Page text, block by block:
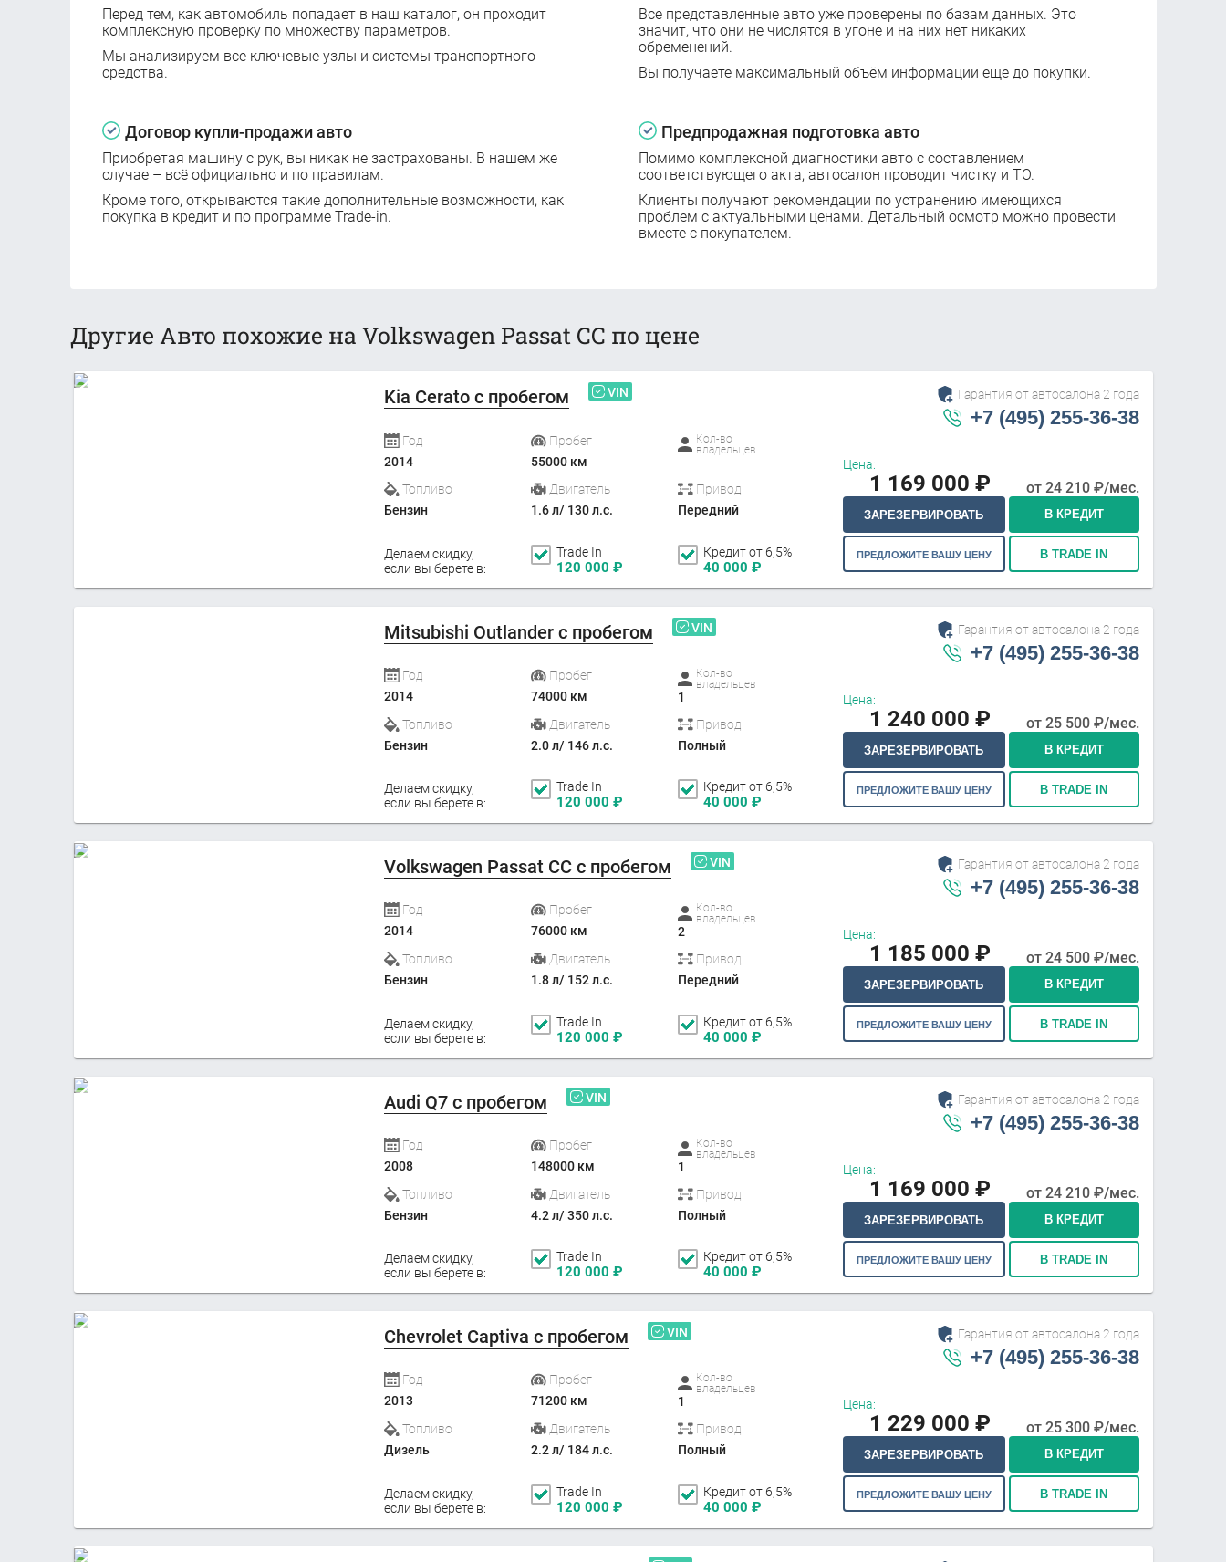
Перед тем, как автомобиль попадает в наш каталог, он проходит
комплексную проверку по множеству параметров.
Мы анализируем все ключевые узлы и системы транспортного
средства.
Все представленные авто уже проверены по базам данных. Это
значит, что они не числятся в угоне и на них нет никаких
обременений.
Вы получаете максимальный объём информации еще до покупки.
Договор купли-продажи авто
Приобретая машину с рук, вы никак не застрахованы. В нашем же
случае – всё официально и по правилам.
Кроме того, открываются такие дополнительные возможности, как
покупка в кредит и по программе Trade-in.
Предпродажная подготовка авто
Помимо комплексной диагностики авто с составлением
соответствующего акта, автосалон проводит чистку и ТО.
Клиенты получают рекомендации по устранению имеющихся
проблем с актуальными ценами. Детальный осмотр можно провести
вместе с покупателем.
Другие Авто похожие на Volkswagen Passat CC по цене
Kia Cerato с пробегом VIN
Год
2014
Пробег
55000 км
Кол-во
владельцев
Топливо
Бензин
Двигатель
1.6 л/ 130 л.с.
Привод
Передний
Делаем скидку,
если вы берете в:
Trade In
120 000 ₽
Кредит от 6,5%
40 000 ₽
Гарантия от автосалона 2 года
+7 (495) 255-36-38
Цена:
1 169 000 ₽ от 24 210₽/мес.
ЗАРЕЗЕРВИРОВАТЬ В КРЕДИТ
ПРЕДЛОЖИТЕ ВАШУ ЦЕНУ В TRADE IN
Mitsubishi Outlander с пробегом VIN
Год
2014
Пробег
74000 км
Кол-во
владельцев
1
Топливо
Бензин
Двигатель
2.0 л/ 146 л.с.
Привод
Полный
Делаем скидку,
если вы берете в:
Trade In
120 000 ₽
Кредит от 6,5%
40 000 ₽
Гарантия от автосалона 2 года
+7 (495) 255-36-38
Цена:
1 240 000 ₽ от 25 500₽/мес.
ЗАРЕЗЕРВИРОВАТЬ В КРЕДИТ
ПРЕДЛОЖИТЕ ВАШУ ЦЕНУ В TRADE IN
Volkswagen Passat CC с пробегом VIN
Год
2014
Пробег
76000 км
Кол-во
владельцев
2
Топливо
Бензин
Двигатель
1.8 л/ 152 л.с.
Привод
Передний
Делаем скидку,
если вы берете в:
Trade In
120 000 ₽
Кредит от 6,5%
40 000 ₽
Гарантия от автосалона 2 года
+7 (495) 255-36-38
Цена:
1 185 000 ₽ от 24 500₽/мес.
ЗАРЕЗЕРВИРОВАТЬ В КРЕДИТ
ПРЕДЛОЖИТЕ ВАШУ ЦЕНУ В TRADE IN
Audi Q7 с пробегом VIN
Год
2008
Пробег
148000 км
Кол-во
владельцев
1
Топливо
Бензин
Двигатель
4.2 л/ 350 л.с.
Привод
Полный
Делаем скидку,
если вы берете в:
Trade In
120 000 ₽
Кредит от 6,5%
40 000 ₽
Гарантия от автосалона 2 года
+7 (495) 255-36-38
Цена:
1 169 000 ₽ от 24 210₽/мес.
ЗАРЕЗЕРВИРОВАТЬ В КРЕДИТ
ПРЕДЛОЖИТЕ ВАШУ ЦЕНУ В TRADE IN
Chevrolet Captiva с пробегом VIN
Год
2013
Пробег
71200 км
Кол-во
владельцев
1
Топливо
Дизель
Двигатель
2.2 л/ 184 л.с.
Привод
Полный
Делаем скидку,
если вы берете в:
Trade In
120 000 ₽
Кредит от 6,5%
40 000 ₽
Гарантия от автосалона 2 года
+7 (495) 255-36-38
Цена:
1 229 000 ₽ от 25 300₽/мес.
ЗАРЕЗЕРВИРОВАТЬ В КРЕДИТ
ПРЕДЛОЖИТЕ ВАШУ ЦЕНУ В TRADE IN